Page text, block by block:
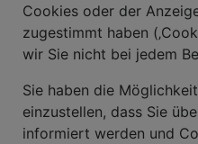
Cookies oder der
zugestimmt haben
wir Sie nicht bei jedem
Sie haben die
einzustellen, dass Sie
informiert werden und